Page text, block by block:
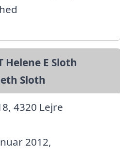
Helene E Sloth
Sloth
4320 Lejre
2012,